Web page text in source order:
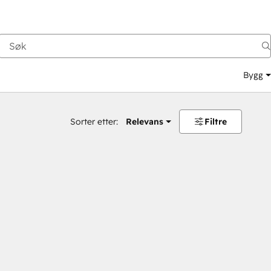
Bygg
Sorter etter: Relevans Filtre